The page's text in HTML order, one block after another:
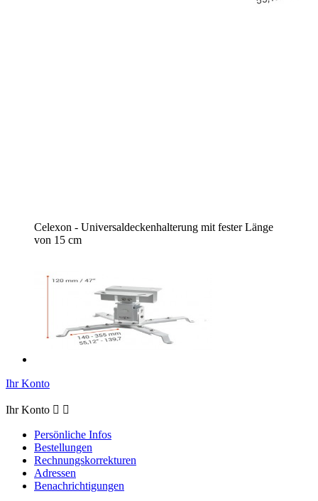
Celexon - Universaldeckenhalterung mit fester Länge
von 15 cm
Ihr Konto
Ihr Konto  
Persönliche Infos
Bestellungen
Rechnungskorrekturen
Adressen
Benachrichtigungen